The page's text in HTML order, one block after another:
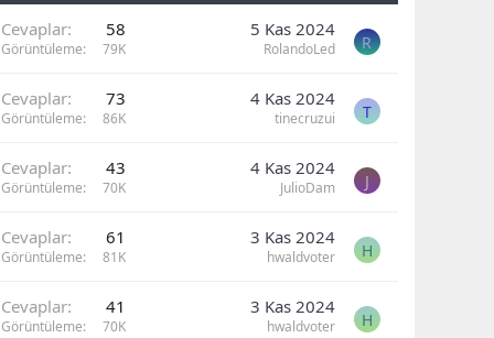
Cevaplar 58
Görüntüleme 79K
5 Kas 2024
RolandoLed R
Cevaplar 73
Görüntüleme 86K
4 Kas 2024
tinecruzui T
Cevaplar 43
Görüntüleme 70K
4 Kas 2024
JulioDam J
Cevaplar 61
Görüntüleme 81K
3 Kas 2024
hwaldvoter H
Cevaplar 41
Görüntüleme 70K
3 Kas 2024
hwaldvoter H